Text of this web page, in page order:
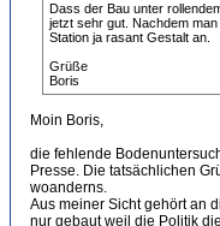
Dass der Bau unter
jetzt sehr gut. Nachdem
Station ja rasant Gestalt an.
Grüße
Boris
Moin Boris,
die fehlende
Presse. Die tatsächlichen
woanderns.
Aus meiner Sicht gehört an
nur gebaut weil die Politik